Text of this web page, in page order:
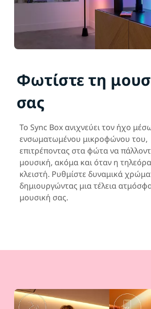
Φωτίστε τη
σας
Το Sync Box ανιχνεύει τον ήχο
ενσωματωμένου μικροφώνου του,
επιτρέποντας στα φώτα να
μουσική, ακόμα και όταν η
κλειστή. Ρυθμίστε δυναμικά
δημιουργώντας μια τέλεια
μουσική σας.